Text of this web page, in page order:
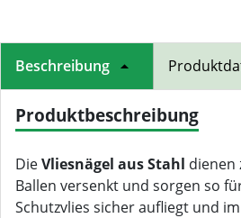
Beschreibung
Produktbeschreibung
DieVliesnägel aus Stahl dienen
Ballen versenkt und sorgen so
Schutzvlies sicher aufliegt und